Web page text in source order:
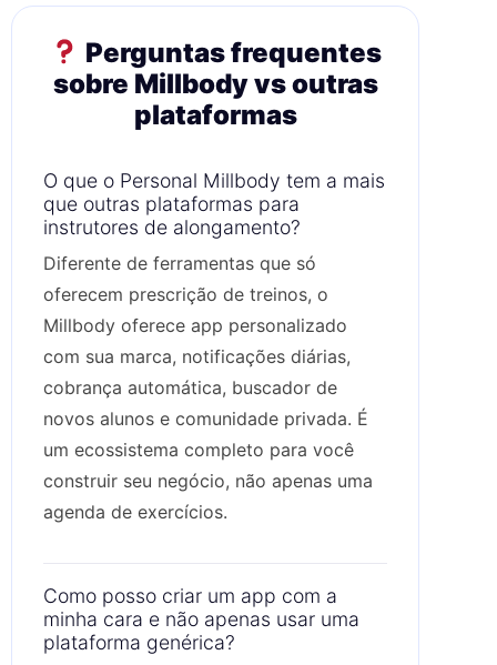
Perguntas frequentes
sobre Millbody vs outras
plataformas
O que o Personal Millbody tem a mais
que outras plataformas para
instrutores de alongamento?
Diferente de ferramentas que só
oferecem prescrição de treinos, o
Millbody oferece app personalizado
com sua marca, notificações diárias,
cobrança automática, buscador de
novos alunos e comunidade privada. É
um ecossistema completo para você
construir seu negócio, não apenas uma
agenda de exercícios.
Como posso criar um app com a
minha cara e não apenas usar uma
plataforma genérica?